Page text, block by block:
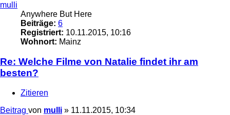
mulli
Anywhere But Here
Beiträge: 6
Registriert: 10.11.2015, 10:16
Wohnort: Mainz
Re: Welche Filme von Natalie findet ihr am
besten?
Zitieren
Beitrag von mulli » 11.11.2015, 10:34